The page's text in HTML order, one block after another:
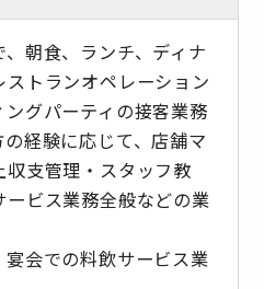
朝食、ランチ、ディナ
トランオペレーション
グパーティの接客業務
経験に応じて、店舗マ
支管理・スタッフ教
ビス業務全般などの業
宴会での料飲サービス業